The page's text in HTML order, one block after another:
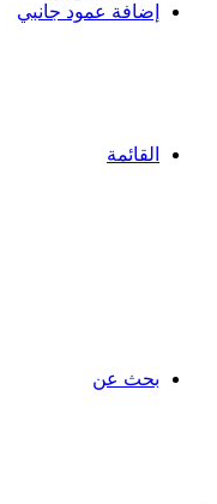
إضافة عمود جانبي
القائمة
بحث عن